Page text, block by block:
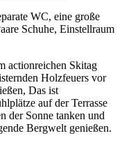
WC, eine große
Schuhe, Einstellraum
actionreichen Skitag
Holzfeuers vor
Das ist
auf der Terrasse
der Sonne tanken und
Bergwelt genießen.